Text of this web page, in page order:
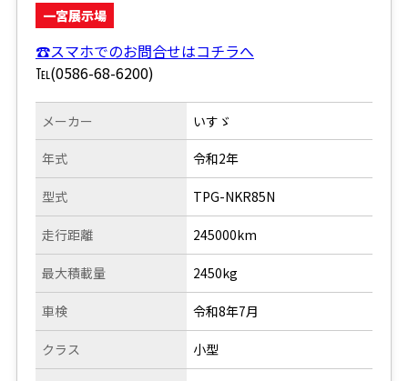
一宮展示場
☎スマホでのお問合せはコチラへ
℡(0586-68-6200)
メーカー
年式
型式
走行距離
いすゞ
令和2年
TPG-NKR85N
245000km
最大積載量
車検
クラス
2450kg
令和8年7月
小型